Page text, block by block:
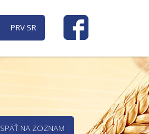
PRV SR
SPÄŤ NA ZOZNAM